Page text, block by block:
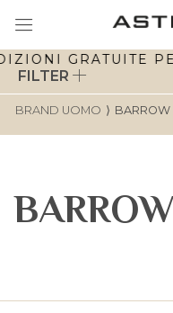
GRATUITE
FILTER
BRAND UOMO ⟩ BARROW
BARROW